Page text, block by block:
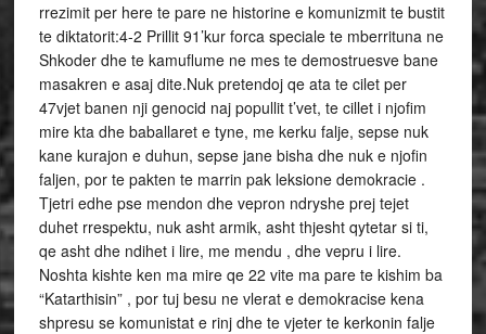
rrezimit per here te pare ne historine e komunizmit te bustit
te diktatorit:4-2 Prillit 91’kur forca speciale te mberrituna ne
Shkoder dhe te kamuflume ne mes te demostruesve bane
masakren e asaj dite.Nuk pretendoj qe ata te cilet per
47vjet banen nji genocid naj popullit t’vet, te cillet i njofim
mire kta dhe baballaret e tyne, me kerku falje, sepse nuk
kane kurajon e duhun, sepse jane bisha dhe nuk e njofin
faljen, por te pakten te marrin pak leksione demokracie .
Tjetri edhe pse mendon dhe vepron ndryshe prej tejet
duhet rrespektu, nuk asht armik, asht thjesht qytetar si ti,
qe asht dhe ndihet i lire, me mendu , dhe vepru i lire.
Noshta kishte ken ma mire qe 22 vite ma pare te kishim ba
“Katarthisin” , por tuj besu ne vlerat e demokracise kena
shpresu se komunistat e rinj dhe te vjeter te kerkonin falje